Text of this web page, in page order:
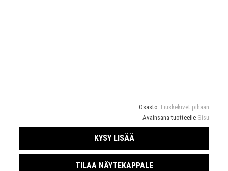
Osasto: Liuskekivet pihaan
Avainsana tuotteelle Sisu
KYSY LISÄÄ
TILAA NÄYTEKAPPALE